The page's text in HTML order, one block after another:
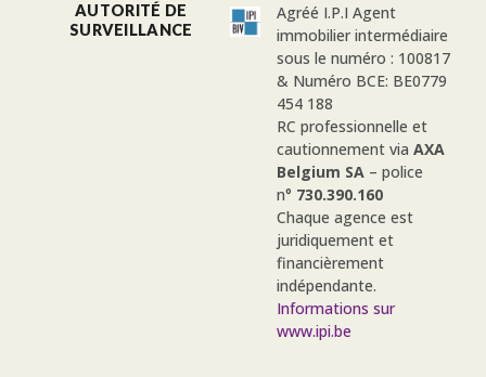
AUTORITÉ DE
SURVEILLANCE
Agréé I.P.I Agent
immobilier intermédiaire
sous le numéro : 100817
& Numéro BCE: BE0779
454 188
RC professionnelle et
cautionnement via AXA
Belgium SA– police
n° 730.390.160
Chaque agence est
juridiquement et
financièrement
indépendante.
Informations sur
www.ipi.be